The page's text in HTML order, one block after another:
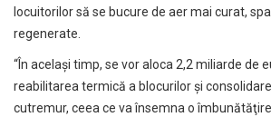
locuitorilor să se bucure de aer mai curat,
regenerate.
“În acelaşi timp, se vor aloca 2,2 miliarde de
reabilitarea termică a blocurilor şi
cutremur, ceea ce va însemna o